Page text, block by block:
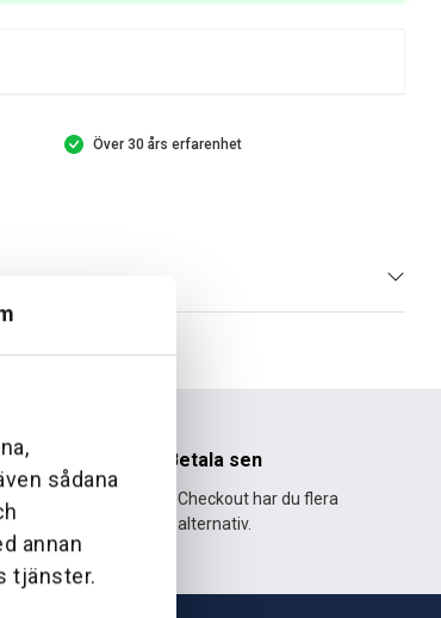
sådana
annan
tjänster.
Över 30 års erfarenhet
Betala sen
Med Klarna Checkout har du flera
alternativ.